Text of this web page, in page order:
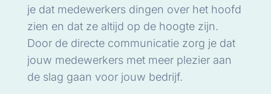
je dat medewerkers dingen over het hoofd
zien en dat ze altijd op de hoogte zijn.
Door de directe communicatie zorg je dat
jouw medewerkers met meer plezier aan
de slag gaan voor jouw bedrijf.